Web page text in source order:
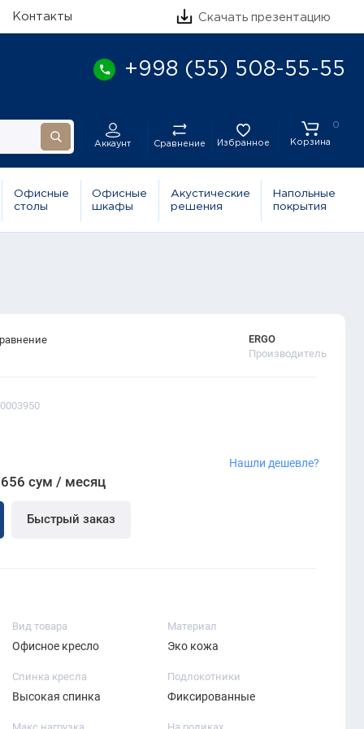
Контакты Скачать презентацию
+998 (55) 508-55-55
Аккаунт Сравнение Избранное
0
Корзина
Офисные
столы
Офисные
шкафы
Акустические
решения
Напольные
покрытия
ERGO
Производитель
сум / месяц
Быстрый заказ
Нашли дешевле?
Вид товара
Офисное кресло
Материал
Эко кожа
Спинка кресла
Высокая спинка
Подлокотники
Фиксированные